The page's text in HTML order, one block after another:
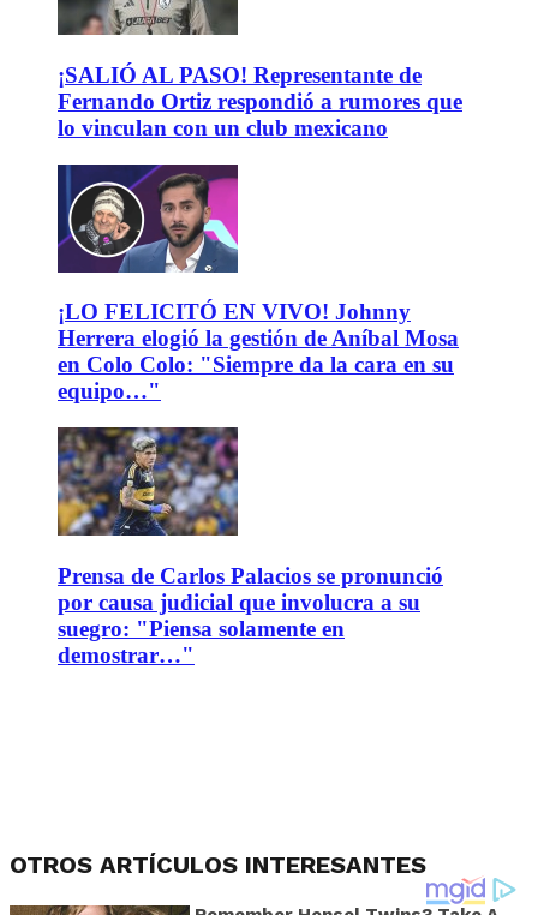
¡SALIÓ AL PASO! Representante de
Fernando Ortiz respondió a rumores que
lo vinculan con un club mexicano
¡LO FELICITÓ EN VIVO! Johnny
Herrera elogió la gestión de Aníbal Mosa
en Colo Colo: "Siempre da la cara en su
equipo…"
Prensa de Carlos Palacios se pronunció
por causa judicial que involucra a su
suegro: "Piensa solamente en
demostrar…"
OTROS ARTÍCULOS INTERESANTES